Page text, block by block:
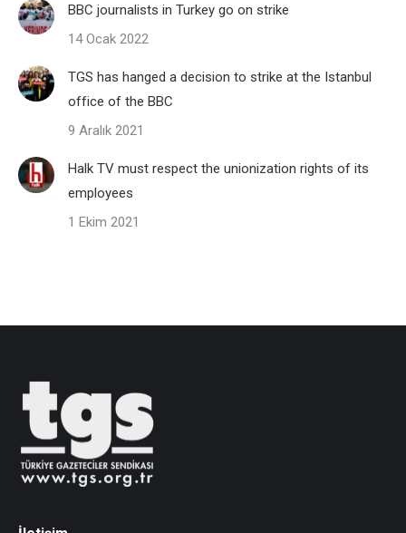
BBC journalists in Turkey go on strike
14 Ocak 2022
TGS has hanged a decision to strike at the Istanbul
office of the BBC
9 Aralık 2021
Halk TV must respect the unionization rights of its
employees
1 Ekim 2021